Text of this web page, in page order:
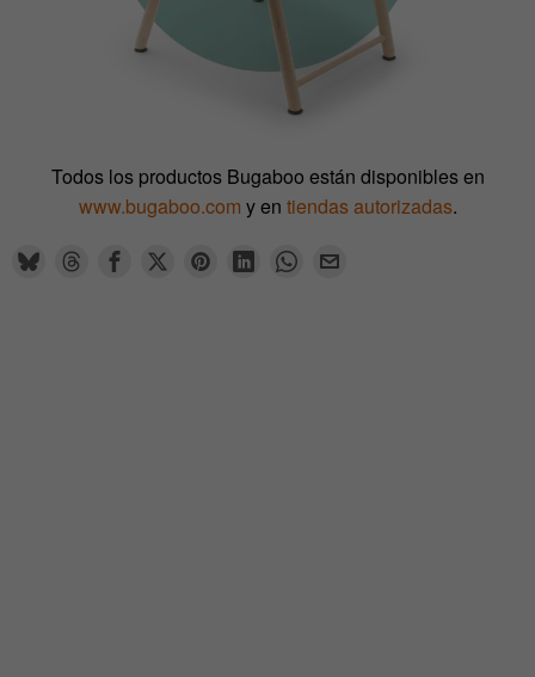
Todos los productos Bugaboo están disponibles en
www.bugaboo.com y en tiendas autorizadas.